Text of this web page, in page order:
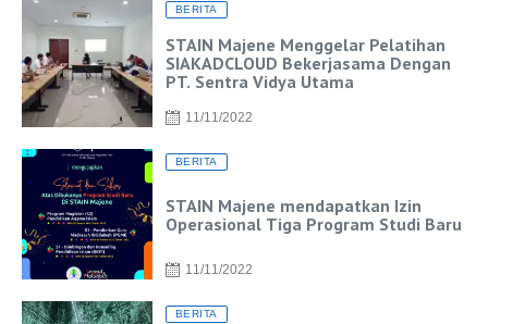
BERITA
STAIN Majene Menggelar Pelatihan
SIAKADCLOUD Bekerjasama Dengan
PT. Sentra Vidya Utama
11/11/2022
BERITA
STAIN Majene mendapatkan Izin
Operasional Tiga Program Studi Baru
11/11/2022
BERITA